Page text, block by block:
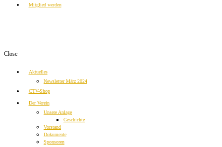
Mitglied werden
Close
Aktuelles
Newsletter März 2024
CTV-Shop
Der Verein
Unsere Anlage
Geschichte
Vorstand
Dokumente
Sponsoren